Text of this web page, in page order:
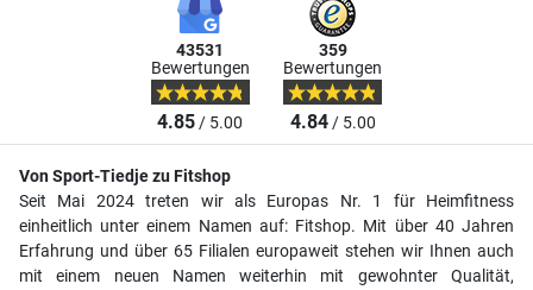
43531
Bewertungen
4.85/ 5.00
359
Bewertungen
4.84/ 5.00
Von Sport-Tiedje zu Fitshop
Seit Mai 2024 treten wir als Europas Nr. 1 für Heimfitness
einheitlich unter einem Namen auf: Fitshop. Mit über 40 Jahren
Erfahrung und über 65 Filialen europaweit stehen wir Ihnen auch
mit einem neuen Namen weiterhin mit gewohnter Qualität,